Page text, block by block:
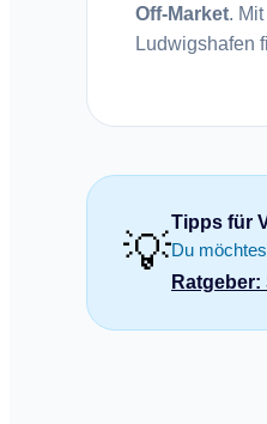
Off-Market.
Ludwigshafen
💡
Tipps für
Du